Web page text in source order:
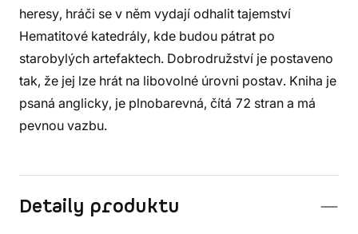
heresy, hráči se v něm vydají odhalit tajemství
Hematitové katedrály, kde budou pátrat po
starobylých artefaktech. Dobrodružství je postaveno
tak, že jej lze hrát na libovolné úrovni postav. Kniha je
psaná anglicky, je plnobarevná, čítá 72 stran a má
pevnou vazbu.
Detaily produktu